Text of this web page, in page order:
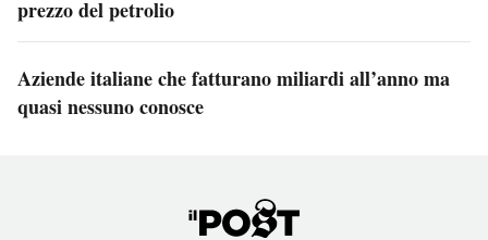
prezzo del petrolio
Aziende italiane che fatturano miliardi all’anno ma
quasi nessuno conosce